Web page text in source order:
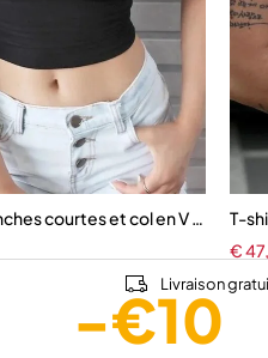
courtes et col en V pourT-
€
Livraison
-€10